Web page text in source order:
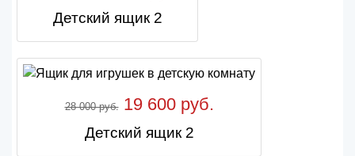
Детский ящик 2
28 000 руб.19 600 руб.
Детский ящик 2